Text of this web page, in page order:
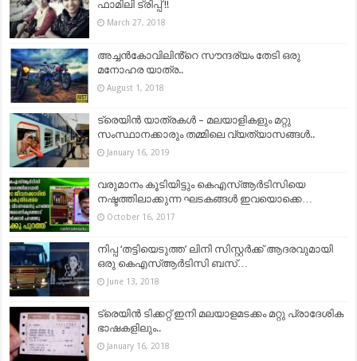
ഫാമിലി ട്രിപ്പ്‌ !!
March 27, 2018
അച്ചൻകോവിലിൻ്റെ സൗന്ദര്യം തേടി ഒരു
മനോഹര യാത്ര..
August 1, 2018
ട്രെയിൻ യാത്രകൾ – മലയാളികളും മറ്റു
സംസ്ഥാനക്കാരും തമ്മിലെ വ്യത്യാസങ്ങൾ..
January 16, 2019
വരുമാനം കൂടിയിട്ടും കെഎസ്ആര്‍ടിസിയെ
നഷ്ടത്തിലാക്കുന്ന ഘടകങ്ങള്‍ ഇവയൊക്കെ…
October 16, 2017
നിപ്പ ‘തട്ടിയെടുത്ത’ ലിനി സിസ്റ്റർക്ക് ആദരവുമായി
ഒരു കെഎസ്ആർടിസി ബസ്…
June 13, 2018
ട്രെയിന്‍ ടിക്കറ്റ്​ ഇനി മലയാളമടക്കം മറ്റു പ്രാദേശിക
ഭാഷകളിലും..
January 16, 2018